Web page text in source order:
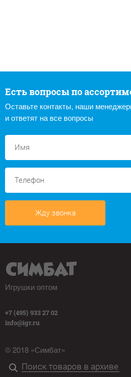
Есть вопросы по
Оставьте контакты, наши
и ответят на все вопросы
Жду звонка
Игрушки оптом
+7 (495) 933 27 02
info@igr.ru
© 2018 «Симбат»